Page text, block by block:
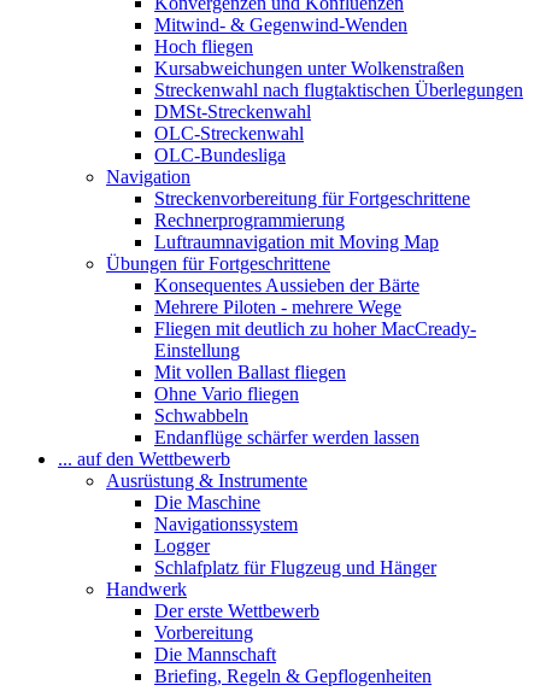
Mitwind- & Gegenwind-Wenden
Hoch fliegen
Kursabweichungen unter Wolkenstraßen
Streckenwahl nach flugtaktischen Überlegungen
DMSt-Streckenwahl
OLC-Streckenwahl
OLC-Bundesliga
Navigation
Streckenvorbereitung für Fortgeschrittene
Rechnerprogrammierung
Luftraumnavigation mit Moving Map
Übungen für Fortgeschrittene
Konsequentes Aussieben der Bärte
Mehrere Piloten - mehrere Wege
Fliegen mit deutlich zu hoher MacCready-
Einstellung
Mit vollen Ballast fliegen
Ohne Vario fliegen
Schwabbeln
Endanflüge schärfer werden lassen
... auf den Wettbewerb
Ausrüstung & Instrumente
Die Maschine
Navigationssystem
Logger
Schlafplatz für Flugzeug und Hänger
Handwerk
Der erste Wettbewerb
Vorbereitung
Die Mannschaft
Briefing, Regeln & Gepflogenheiten